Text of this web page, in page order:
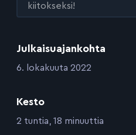
Julkaisuajankohta
:6. lokakuuta 2022
Kesto
:2 tuntia, 18 minuuttia
kiitokseksi!